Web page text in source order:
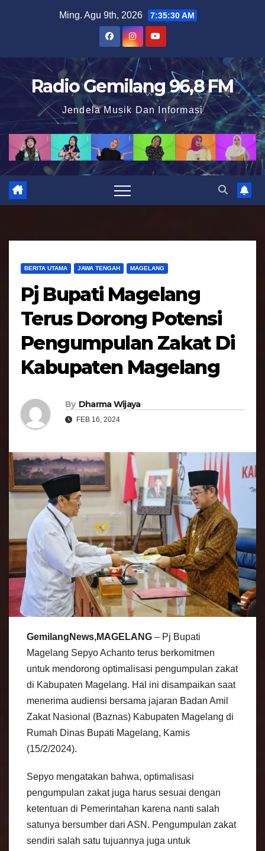
t
o
n
Ming. Agu 9th, 2026 7:35:31 AM
Radio Gemilang 96,8 FM
Jendela Musik Dan Informasi
BERITA UTAMA JAWA TENGAH MAGELANG
Pj Bupati Magelang
Terus Dorong Potensi
Pengumpulan Zakat Di
Kabupaten Magelang
By Dharma Wijaya
FEB 16, 2024
GemilangNews,MAGELANG – Pj Bupati
Magelang Sepyo Achanto terus berkomitmen
untuk mendorong optimalisasi pengumpulan zakat
di Kabupaten Magelang. Hal ini disampaikan saat
menerima audiensi bersama jajaran Badan Amil
Zakat Nasional (Baznas) Kabupaten Magelang di
Rumah Dinas Bupati Magelang, Kamis
(15/2/2024).
Sepyo mengatakan bahwa, optimalisasi
pengumpulan zakat juga harus sesuai dengan
ketentuan di Pemerintahan karena nanti salah
satunya bersumber dari ASN. Pengumpulan zakat
sendiri salah satu tujuannya juga untuk